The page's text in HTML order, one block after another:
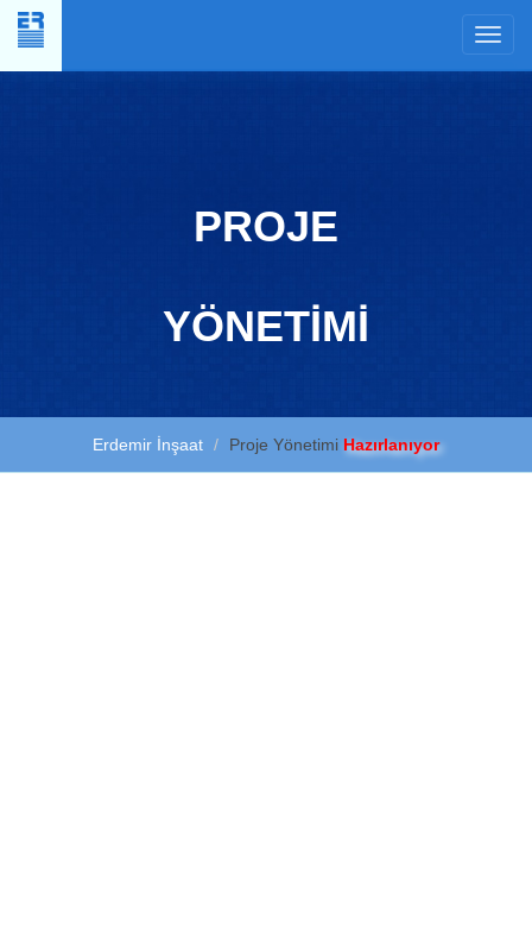
PROJE
YÖNETİMİ
Erdemir İnşaat Proje Yönetimi Hazırlanıyor